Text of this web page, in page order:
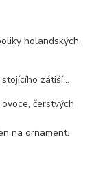
holandských
zátiší...
čerstvých
na ornament.